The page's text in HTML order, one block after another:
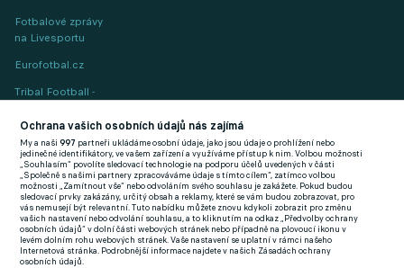
Fotbalové zprávy
na Livesportu
Eurofotbal.cz
Tribal Football -
(EN)
FlashFutbal (SK)
Tenisportal.cz
Tenisové zprávy
na Livesportu
Ochrana vašich osobních údajů nás zajímá
My a naši997 partneři ukládáme osobní údaje, jako jsou údaje o prohlížení nebo
jedinečné identifikátory, ve vašem zařízení a využíváme přístup k nim. Volbou možnosti
„Souhlasím“ povolíte sledovací technologie na podporu účelů uvedených v části
„Společně s našimi partnery zpracováváme údaje s tímto cílem“, zatímco volbou
možnosti „Zamítnout vše“ nebo odvoláním svého souhlasu je zakážete. Pokud budou
sledovací prvky zakázány, určitý obsah a reklamy, které se vám budou zobrazovat, pro
vás nemusejí být relevantní. Tuto nabídku můžete znovu kdykoli zobrazit pro změnu
vašich nastavení nebo odvolání souhlasu, a to kliknutím na odkaz „Předvolby ochrany
osobních údajů“ v dolní části webových stránek nebo případně na plovoucí ikonu v
levém dolním rohu webových stránek. Vaše nastavení se uplatní v rámci našeho
Internetová stránka. Podrobnější informace najdete v našich Zásadách ochrany
osobních údajů.